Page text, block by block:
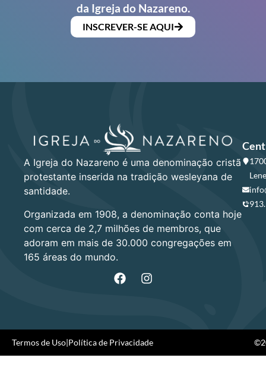
da Igreja do Nazareno.
INSCREVER-SE AQUI
A Igreja do Nazareno é uma denominação cristã
protestante inserida na tradição wesleyana de
santidade.
Organizada em 1908, a denominação conta hoje
com cerca de 2,7 milhões de membros, que
adoram em mais de 30.000 congregações em
165 áreas do mundo.
Termos de Uso|Política de Privacidade